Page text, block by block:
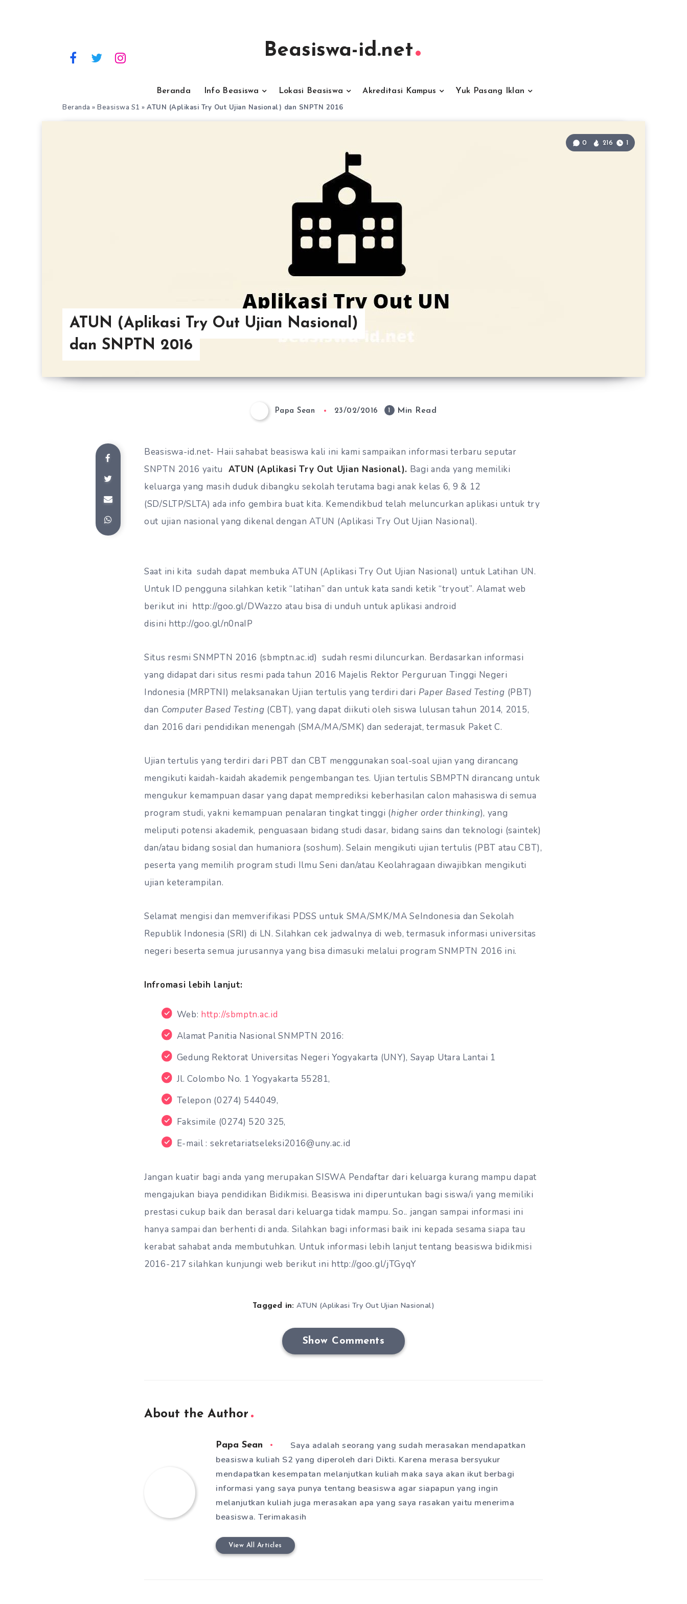
Beasiswa-id.net
Beranda Info Beasiswa Lokasi Beasiswa Akreditasi Kampus Yuk Pasang Iklan
Beranda » Beasiswa S1 » ATUN (Aplikasi Try Out Ujian Nasional) dan SNPTN 2016
ATUN (Aplikasi Try Out Ujian Nasional)
dan SNPTN 2016
0 216 1
Papa Sean 23/02/2016 1 Min Read
Beasiswa-id.net- Haii sahabat beasiswa kali ini kami sampaikan informasi terbaru seputar
SNPTN 2016 yaitu ATUN (Aplikasi Try Out Ujian Nasional). Bagi anda yang memiliki
keluarga yang masih duduk dibangku sekolah terutama bagi anak kelas 6, 9 & 12
(SD/SLTP/SLTA) ada info gembira buat kita. Kemendikbud telah meluncurkan aplikasi untuk try
out ujian nasional yang dikenal dengan ATUN (Aplikasi Try Out Ujian Nasional).
Saat ini kita sudah dapat membuka ATUN (Aplikasi Try Out Ujian Nasional) untuk Latihan UN.
Untuk ID pengguna silahkan ketik “latihan” dan untuk kata sandi ketik “tryout”. Alamat web
berikut ini http://goo.gl/DWazzo atau bisa di unduh untuk aplikasi android
disini http://goo.gl/n0naIP
Situs resmi SNMPTN 2016 (sbmptn.ac.id) sudah resmi diluncurkan. Berdasarkan informasi
yang didapat dari situs resmi pada tahun 2016 Majelis Rektor Perguruan Tinggi Negeri
Indonesia (MRPTNI) melaksanakan Ujian tertulis yang terdiri dari Paper Based Testing (PBT)
dan Computer Based Testing (CBT), yang dapat diikuti oleh siswa lulusan tahun 2014, 2015,
dan 2016 dari pendidikan menengah (SMA/MA/SMK) dan sederajat, termasuk Paket C.
Ujian tertulis yang terdiri dari PBT dan CBT menggunakan soal-soal ujian yang dirancang
mengikuti kaidah-kaidah akademik pengembangan tes. Ujian tertulis SBMPTN dirancang untuk
mengukur kemampuan dasar yang dapat memprediksi keberhasilan calon mahasiswa di semua
program studi, yakni kemampuan penalaran tingkat tinggi (higher order thinking), yang
meliputi potensi akademik, penguasaan bidang studi dasar, bidang sains dan teknologi (saintek)
dan/atau bidang sosial dan humaniora (soshum). Selain mengikuti ujian tertulis (PBT atau CBT),
peserta yang memilih program studi Ilmu Seni dan/atau Keolahragaan diwajibkan mengikuti
ujian keterampilan.
Selamat mengisi dan memverifikasi PDSS untuk SMA/SMK/MA SeIndonesia dan Sekolah
Republik Indonesia (SRI) di LN. Silahkan cek jadwalnya di web, termasuk informasi universitas
negeri beserta semua jurusannya yang bisa dimasuki melalui program SNMPTN 2016 ini.
Infromasi lebih lanjut:
Web: http://sbmptn.ac.id
Alamat Panitia Nasional SNMPTN 2016:
Gedung Rektorat Universitas Negeri Yogyakarta (UNY), Sayap Utara Lantai 1
Jl. Colombo No. 1 Yogyakarta 55281,
Telepon (0274) 544049,
Faksimile (0274) 520 325,
E-mail : sekretariatseleksi2016@uny.ac.id
Jangan kuatir bagi anda yang merupakan SISWA Pendaftar dari keluarga kurang mampu dapat
mengajukan biaya pendidikan Bidikmisi. Beasiswa ini diperuntukan bagi siswa/i yang memiliki
prestasi cukup baik dan berasal dari keluarga tidak mampu. So.. jangan sampai informasi ini
hanya sampai dan berhenti di anda. Silahkan bagi informasi baik ini kepada sesama siapa tau
kerabat sahabat anda membutuhkan. Untuk informasi lebih lanjut tentang beasiswa bidikmisi
2016-217 silahkan kunjungi web berikut ini http://goo.gl/jTGyqY
Tagged in: ATUN (Aplikasi Try Out Ujian Nasional)
Show Comments
About the Author
Papa Sean
Saya adalah seorang yang sudah merasakan mendapatkan
beasiswa kuliah S2 yang diperoleh dari Dikti. Karena merasa bersyukur
mendapatkan kesempatan melanjutkan kuliah maka saya akan ikut berbagi
informasi yang saya punya tentang beasiswa agar siapapun yang ingin
melanjutkan kuliah juga merasakan apa yang saya rasakan yaitu menerima
beasiswa. Terimakasih
View All Articles